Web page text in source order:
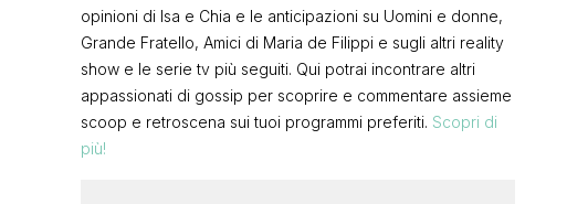
opinioni di Isa e Chia e le anticipazioni su Uomini e donne,
Grande Fratello, Amici di Maria de Filippi e sugli altri reality
show e le serie tv più seguiti. Qui potrai incontrare altri
appassionati di gossip per scoprire e commentare assieme
scoop e retroscena sui tuoi programmi preferiti. Scopri di
più!